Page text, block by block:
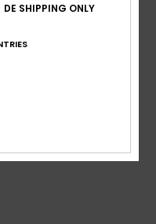
DE SHIPPING ONLY